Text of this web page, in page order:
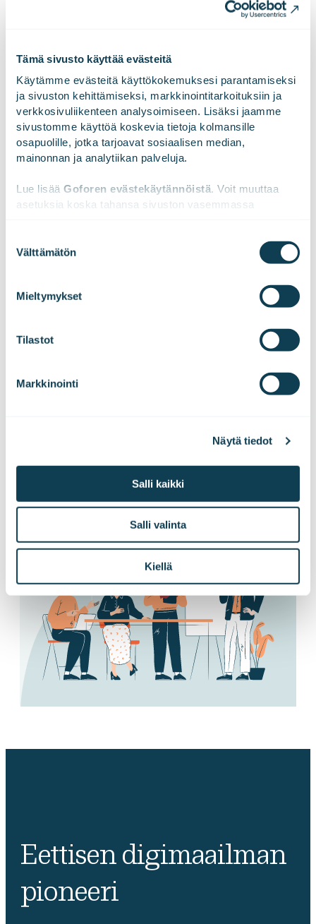
Tämä sivusto käyttää evästeitä
Käytämme evästeitä käyttökokemuksesi parantamiseksi
ja sivuston kehittämiseksi, markkinointitarkoituksiin ja
verkkosivuliikenteen analysoimiseen. Lisäksi jaamme
sivustomme käyttöä koskevia tietoja kolmansille
osapuolille, jotka tarjoavat sosiaalisen median,
mainonnan ja analytiikan palveluja.
Lue lisää Goforen evästekäytännöistä. Voit muuttaa
asetuksia koska tahansa sivuston vasemmassa
valinta
Välttämätön
Mieltymykset
Tilastot
Markkinointi
Näytä tiedot
Salli kaikki
Salli valinta
Kiellä
onnistumisista. Liikevaihtomme vuonna 2023 oli 189,2
eurooppalainen digitaalisen muutoksen
asiantuntijayritys. Tutustu meihin paremmin
osoitteessawww.gofore.com.
LinkedInissä
Facebookissa
Tilaa pörssitiedotteet ja lehdistötiedotteet
Tilaa tiedotteet
Eettisen digimaailman
pioneeri